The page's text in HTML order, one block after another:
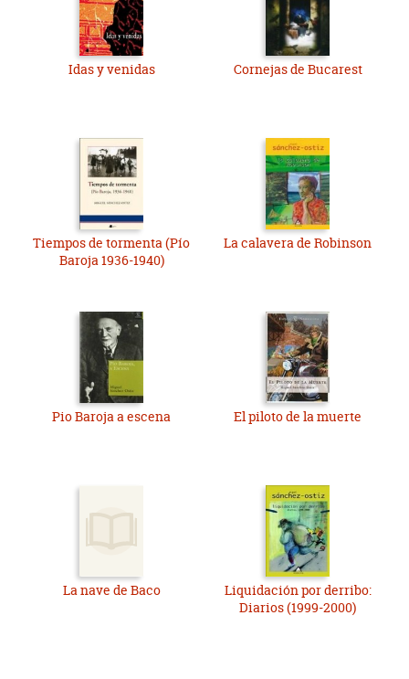
Idas y venidas Cornejas de Bucarest
Tiempos de tormenta (Pío
Baroja 1936-1940)
La calavera de Robinson
Pio Baroja a escena El piloto de la muerte
La nave de Baco
Liquidación por derribo:
Diarios (1999-2000)